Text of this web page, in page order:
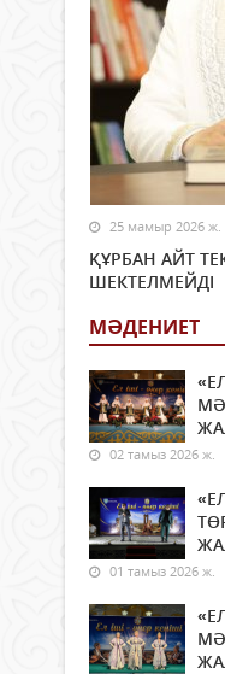
25 мамыр 2026 ж.
ҚҰРБАН АЙТ
ШЕКТЕЛМЕЙДІ
МӘДЕНИЕТ
02 тамыз 2026 ж.
01 тамыз 2026 ж.